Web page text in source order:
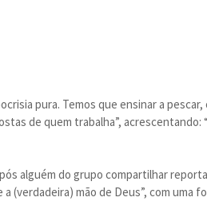
pura. Temos que ensinar a
de quem trabalha”,
alguém do grupo compartilhar
a (verdadeira) mão de Deus”, com uma